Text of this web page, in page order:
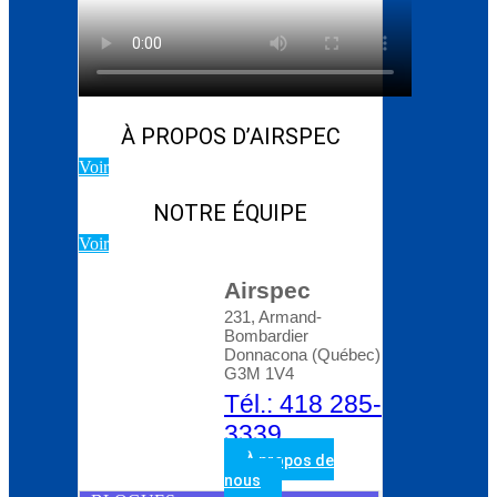
Blog d’Atlas Copco:
Comment choisir le bon
compresseur rotatif à
vis
À PROPOS D’AIRSPEC
Voir
NOTRE ÉQUIPE
Voir
Airspec
231, Armand-
Bombardier
Donnacona (Québec)
G3M 1V4
Tél.: 418 285-
3339
À propos de
nous